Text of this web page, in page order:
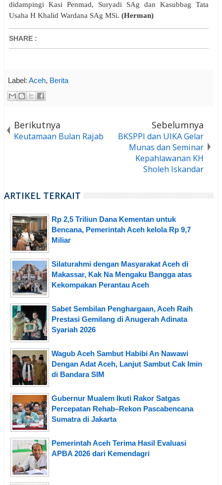
didampingi Kasi Penmad, Suryadi SAg dan Kasubbag Tata
Usaha H Khalid Wardana SAg MSi. (Herman)
SHARE :
Label: Aceh, Berita
Berikutnya
Keutamaan Bulan Rajab
Sebelumnya
BKSPPI dan UIKA Gelar
Munas dan Seminar
Kepahlawanan KH
Sholeh Iskandar
ARTIKEL TERKAIT
Rp 2,5 Triliun Dana Kementan untuk
Bencana, Pemerintah Aceh kelola Rp 9,7
Miliar
Silaturahmi dengan Masyarakat Aceh di
Makassar, Kak Na Mengaku Bangga atas
Kekompakan Perantau Aceh
Sabet Sembilan Penghargaan, Aceh Raih
Prestasi Gemilang di Anugerah Adinata
Syariah 2026
Wagub Aceh Sambut Habibi An Nawawi
Dengan Adat Aceh, Lanjut Sambut Cak Imin
di Bandara SIM
Gubernur Mualem Ikuti Rakor Satgas
Percepatan Rehab–Rekon Pascabencana
Sumatra di Jakarta
Pemerintah Aceh Terima Hasil Evaluasi
APBA 2026 dari Kemendagri